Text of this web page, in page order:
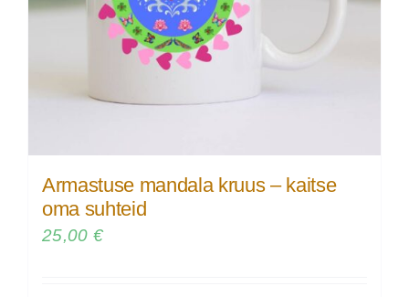
Armastuse mandala kruus – kaitse
oma suhteid
25,00 €